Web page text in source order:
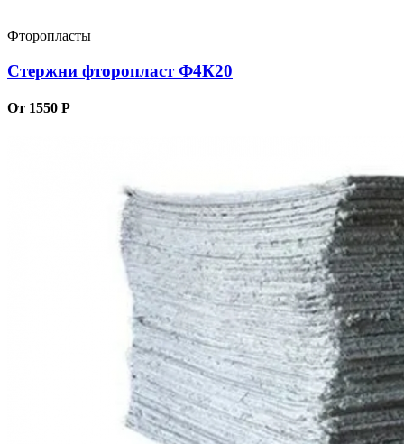
Фторопласты
Стержни фторопласт Ф4К20
От 1550 Р